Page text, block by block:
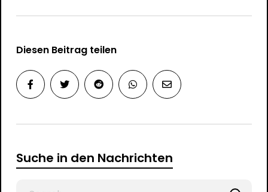
Diesen Beitrag teilen
Suche in den Nachrichten